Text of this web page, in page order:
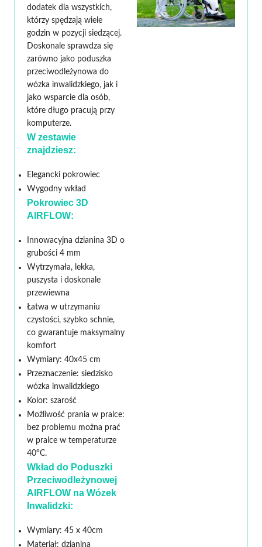
dodatek dla wszystkich,
którzy spędzają wiele
godzin w pozycji siedzącej.
Doskonale sprawdza się
zarówno jako poduszka
przeciwodleżynowa do
wózka inwalidzkiego, jak i
jako wsparcie dla osób,
które długo pracują przy
komputerze.
W zestawie
znajdziesz:
Elegancki pokrowiec
Wygodny wkład
Pokrowiec 3D
AIRFLOW:
Innowacyjna dzianina 3D o
grubości 4 mm
Wytrzymała, lekka,
puszysta i doskonale
przewiewna
Łatwa w utrzymaniu
czystości, szybko schnie,
co gwarantuje maksymalny
komfort
Wymiary: 40x45 cm
Przeznaczenie: siedzisko
wózka inwalidzkiego
Kolor: szarość
Możliwość prania w pralce:
bez problemu można prać
w pralce w temperaturze
40°C.
Wkład do Poduszki
Przeciwodleżynowej
AIRFLOW na Wózek
Inwalidzki:
Wymiary: 45 x 40cm
Materiał: dzianina